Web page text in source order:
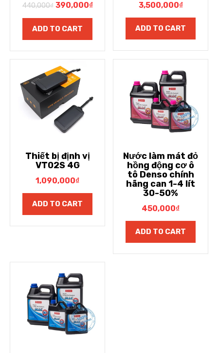
440,000₫ 390,000₫
ADD TO CART
3,500,000₫
ADD TO CART
Thiết bị định vị
VT02S 4G
1,090,000₫
ADD TO CART
Nước làm mát đỏ
hồng động cơ ô
tô Denso chính
hãng can 1-4 lít
30-50%
450,000₫
ADD TO CART